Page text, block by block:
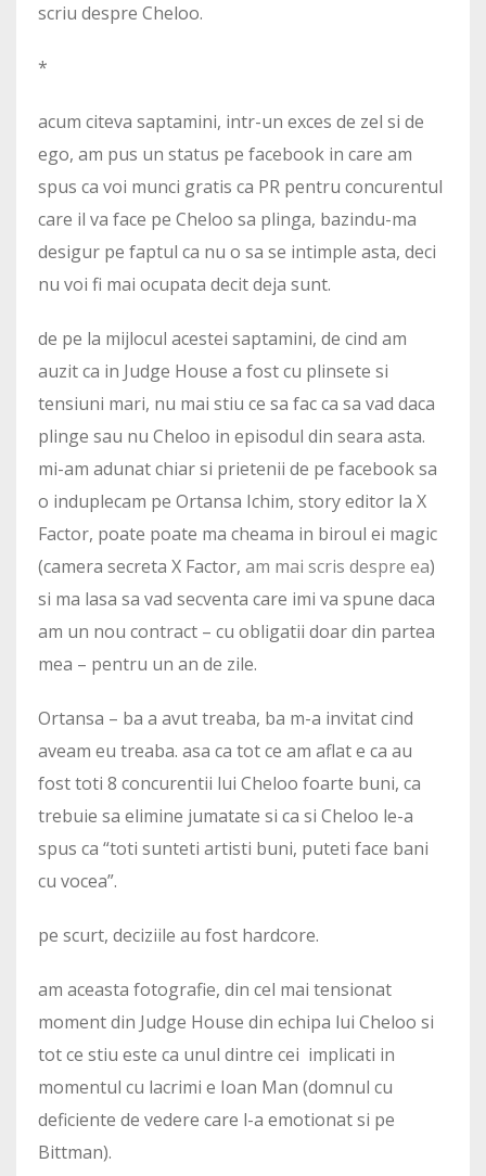
scriu despre Cheloo.
*
acum citeva saptamini, intr-un exces de zel si de
ego, am pus un status pe facebook in care am
spus ca voi munci gratis ca PR pentru concurentul
care il va face pe Cheloo sa plinga, bazindu-ma
desigur pe faptul ca nu o sa se intimple asta, deci
nu voi fi mai ocupata decit deja sunt.
de pe la mijlocul acestei saptamini, de cind am
auzit ca in Judge House a fost cu plinsete si
tensiuni mari, nu mai stiu ce sa fac ca sa vad daca
plinge sau nu Cheloo in episodul din seara asta.
mi-am adunat chiar si prietenii de pe facebook sa
o induplecam pe Ortansa Ichim, story editor la X
Factor, poate poate ma cheama in biroul ei magic
(camera secreta X Factor, am mai scris despre ea)
si ma lasa sa vad secventa care imi va spune daca
am un nou contract – cu obligatii doar din partea
mea – pentru un an de zile.
Ortansa – ba a avut treaba, ba m-a invitat cind
aveam eu treaba. asa ca tot ce am aflat e ca au
fost toti 8 concurentii lui Cheloo foarte buni, ca
trebuie sa elimine jumatate si ca si Cheloo le-a
spus ca “toti sunteti artisti buni, puteti face bani
cu vocea”.
pe scurt, deciziile au fost hardcore.
am aceasta fotografie, din cel mai tensionat
moment din Judge House din echipa lui Cheloo si
tot ce stiu este ca unul dintre cei implicati in
momentul cu lacrimi e Ioan Man (domnul cu
deficiente de vedere care l-a emotionat si pe
Bittman).